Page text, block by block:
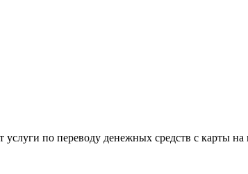
услуги по переводу денежных средств с карты